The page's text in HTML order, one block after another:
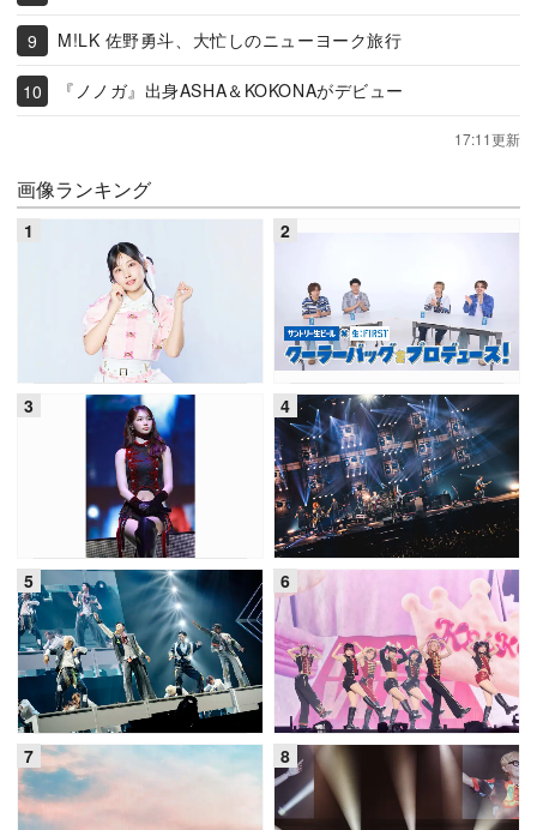
M!LK 佐野勇斗、大忙しのニューヨーク旅行
『ノノガ』出身ASHA＆KOKONAがデビュー
17:11更新
画像ランキング